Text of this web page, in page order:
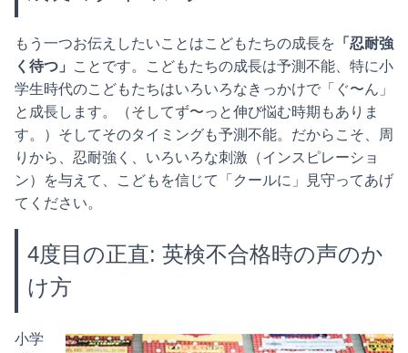
もう一つお伝えしたいことはこどもたちの成長を 「忍耐強
く待つ」
ことです。こどもたちの成長は予測不能、特に小
学生時代のこどもたちはいろいろなきっかけで「ぐ〜ん」
と成長します。（そしてず〜っと伸び悩む時期もありま
す。）そしてそのタイミングも予測不能。だからこそ、周
りから、忍耐強く、いろいろな刺激（インスピレーショ
ン）を与えて、こどもを信じて「クールに」見守ってあげ
てください。
4度目の正直: 英検不合格時の声のか
け方
小学